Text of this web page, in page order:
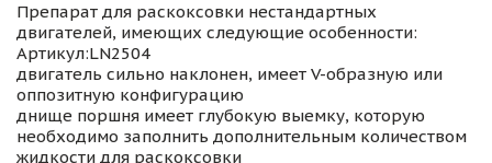
Препарат для раскоксовки нестандартных
двигателей, имеющих следующие особенности:
Артикул:LN2504
двигатель сильно наклонен, имеет V-образную или
оппозитную конфигурацию
днище поршня имеет глубокую выемку, которую
необходимо заполнить дополнительным количеством
жидкости для раскоксовки